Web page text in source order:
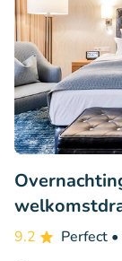
9.2 Perfect